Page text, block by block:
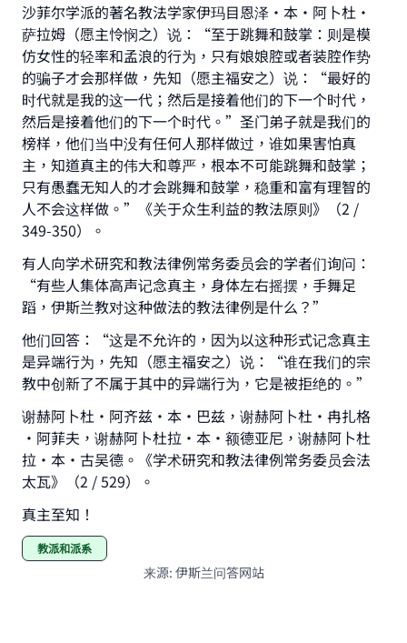
沙菲尔学派的著名教法学家伊玛目恩泽·本·阿卜杜·
萨拉姆（愿主怜悯之）说：“至于跳舞和鼓掌：则是模
仿女性的轻率和孟浪的行为，只有娘娘腔或者装腔作势
的骗子才会那样做，先知（愿主福安之）说：“最好的
时代就是我的这一代；然后是接着他们的下一个时代，
然后是接着他们的下一个时代。”圣门弟子就是我们的
榜样，他们当中没有任何人那样做过，谁如果害怕真
主，知道真主的伟大和尊严，根本不可能跳舞和鼓掌；
只有愚蠢无知人的才会跳舞和鼓掌，稳重和富有理智的
人不会这样做。”《关于众生利益的教法原则》（2 /
349-350）。
有人向学术研究和教法律例常务委员会的学者们询问：
“有些人集体高声记念真主，身体左右摇摆，手舞足
蹈，伊斯兰教对这种做法的教法律例是什么？”
他们回答：“这是不允许的，因为以这种形式记念真主
是异端行为，先知（愿主福安之）说：“谁在我们的宗
教中创新了不属于其中的异端行为，它是被拒绝的。”
谢赫阿卜杜·阿齐兹·本·巴兹，谢赫阿卜杜·冉扎格
·阿菲夫，谢赫阿卜杜拉·本·额德亚尼，谢赫阿卜杜
拉·本·古吴德。《学术研究和教法律例常务委员会法
太瓦》（2 / 529）。
真主至知！
教派和派系
来源: 伊斯兰问答网站